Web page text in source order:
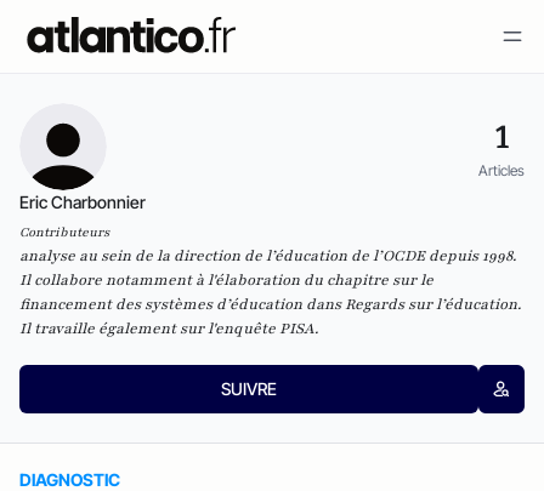
1
Articles
Eric Charbonnier
Contributeurs
analyse au sein de la direction de l’éducation de l’OCDE depuis 1998.
Il collabore notamment à l'élaboration du chapitre sur le
financement des systèmes d’éducation dans Regards sur l’éducation.
Il travaille également sur l'enquête PISA.
SUIVRE
DIAGNOSTIC